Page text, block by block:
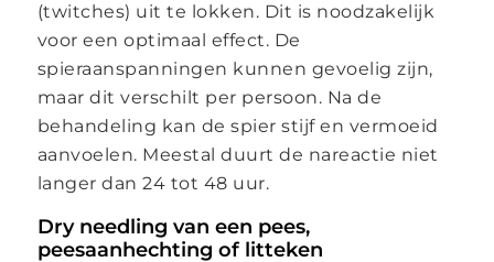
(twitches) uit te lokken. Dit is noodzakelijk
voor een optimaal effect. De
spieraanspanningen kunnen gevoelig zijn,
maar dit verschilt per persoon. Na de
behandeling kan de spier stijf en vermoeid
aanvoelen. Meestal duurt de nareactie niet
langer dan 24 tot 48 uur.
Dry needling van een pees,
peesaanhechting of litteken